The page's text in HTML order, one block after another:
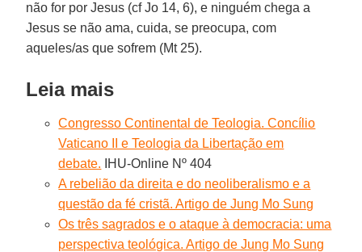
não for por Jesus (cf Jo 14, 6), e ninguém chega a
Jesus se não ama, cuida, se preocupa, com
aqueles/as que sofrem (Mt 25).
Leia mais
Congresso Continental de Teologia. Concílio
Vaticano II e Teologia da Libertação em
debate. IHU-Online Nº 404
A rebelião da direita e do neoliberalismo e a
questão da fé cristã. Artigo de Jung Mo Sung
Os três sagrados e o ataque à democracia: uma
perspectiva teológica. Artigo de Jung Mo Sung